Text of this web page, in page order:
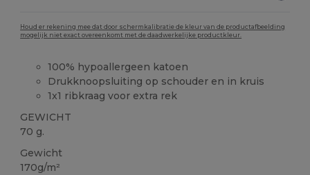
Houd er rekening mee dat door schermkalibratie de kleur van de productafbeelding
mogelijk niet exact overeenkomt met de daadwerkelijke productkleur.
100% hypoallergeen katoen
Drukknoopsluiting op schouder en in kruis
1x1 ribkraag voor extra rek
GEWICHT
70 g.
Gewicht
170g/m²